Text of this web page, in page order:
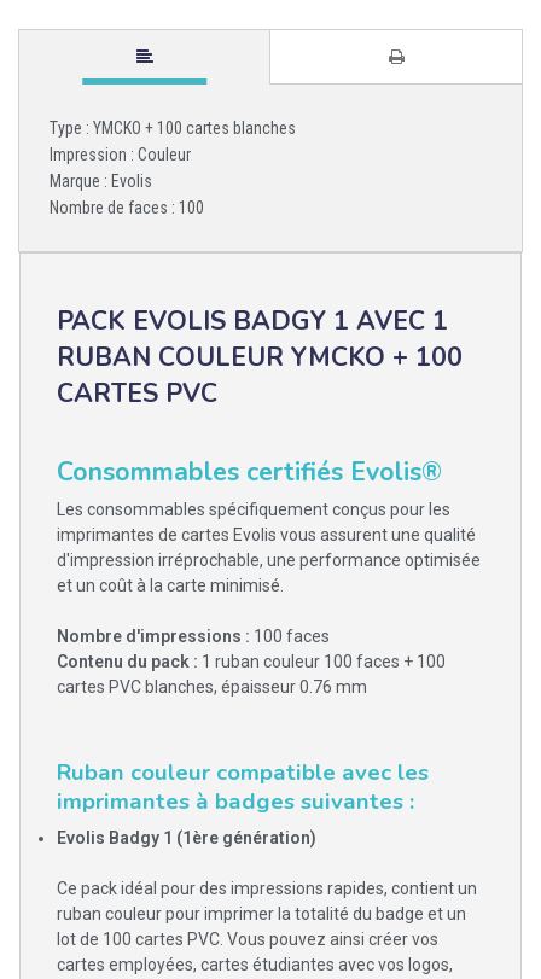
Type : YMCKO + 100 cartes blanches
Impression : Couleur
Marque : Evolis
Nombre de faces : 100
PACK EVOLIS BADGY 1 AVEC 1
RUBAN COULEUR YMCKO + 100
CARTES PVC
Consommables certifiés Evolis®
Les consommables spécifiquement conçus pour les
imprimantes de cartes Evolis vous assurent une qualité
d'impression irréprochable, une performance optimisée
et un coût à la carte minimisé.
Nombre d'impressions : 100 faces
Contenu du pack : 1 ruban couleur 100 faces + 100
cartes PVC blanches, épaisseur 0.76 mm
Ruban couleur compatible avec les
imprimantes à badges suivantes :
Evolis Badgy 1 (1ère génération)
Ce pack idéal pour des impressions rapides, contient un
ruban couleur pour imprimer la totalité du badge et un
lot de 100 cartes PVC. Vous pouvez ainsi créer vos
cartes employées, cartes étudiantes avec vos logos,